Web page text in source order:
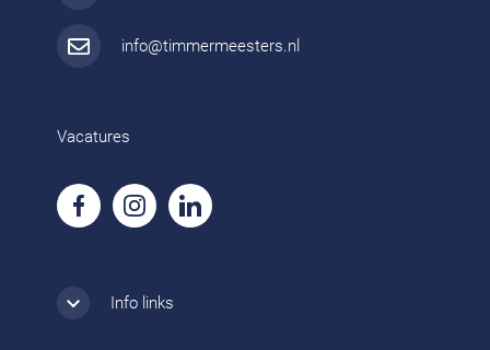
info@timmermeesters.nl
Vacatures
Info links